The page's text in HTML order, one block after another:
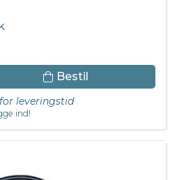
Bestil
leveringstid
ind!